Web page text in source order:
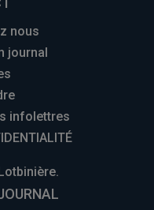
nous
journal
infolettres